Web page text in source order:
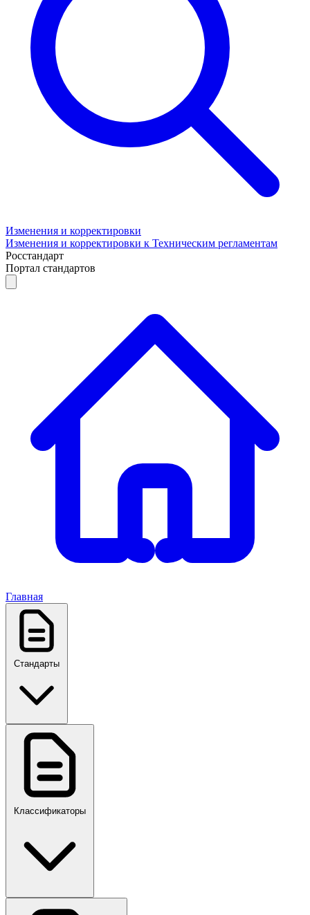
Изменения и корректировки
Изменения и корректировки к Техническим регламентам
Росстандарт
Портал стандартов
Главная
Стандарты
ГОСТ, ГОСТ Р, ПНСТ
Классификаторы